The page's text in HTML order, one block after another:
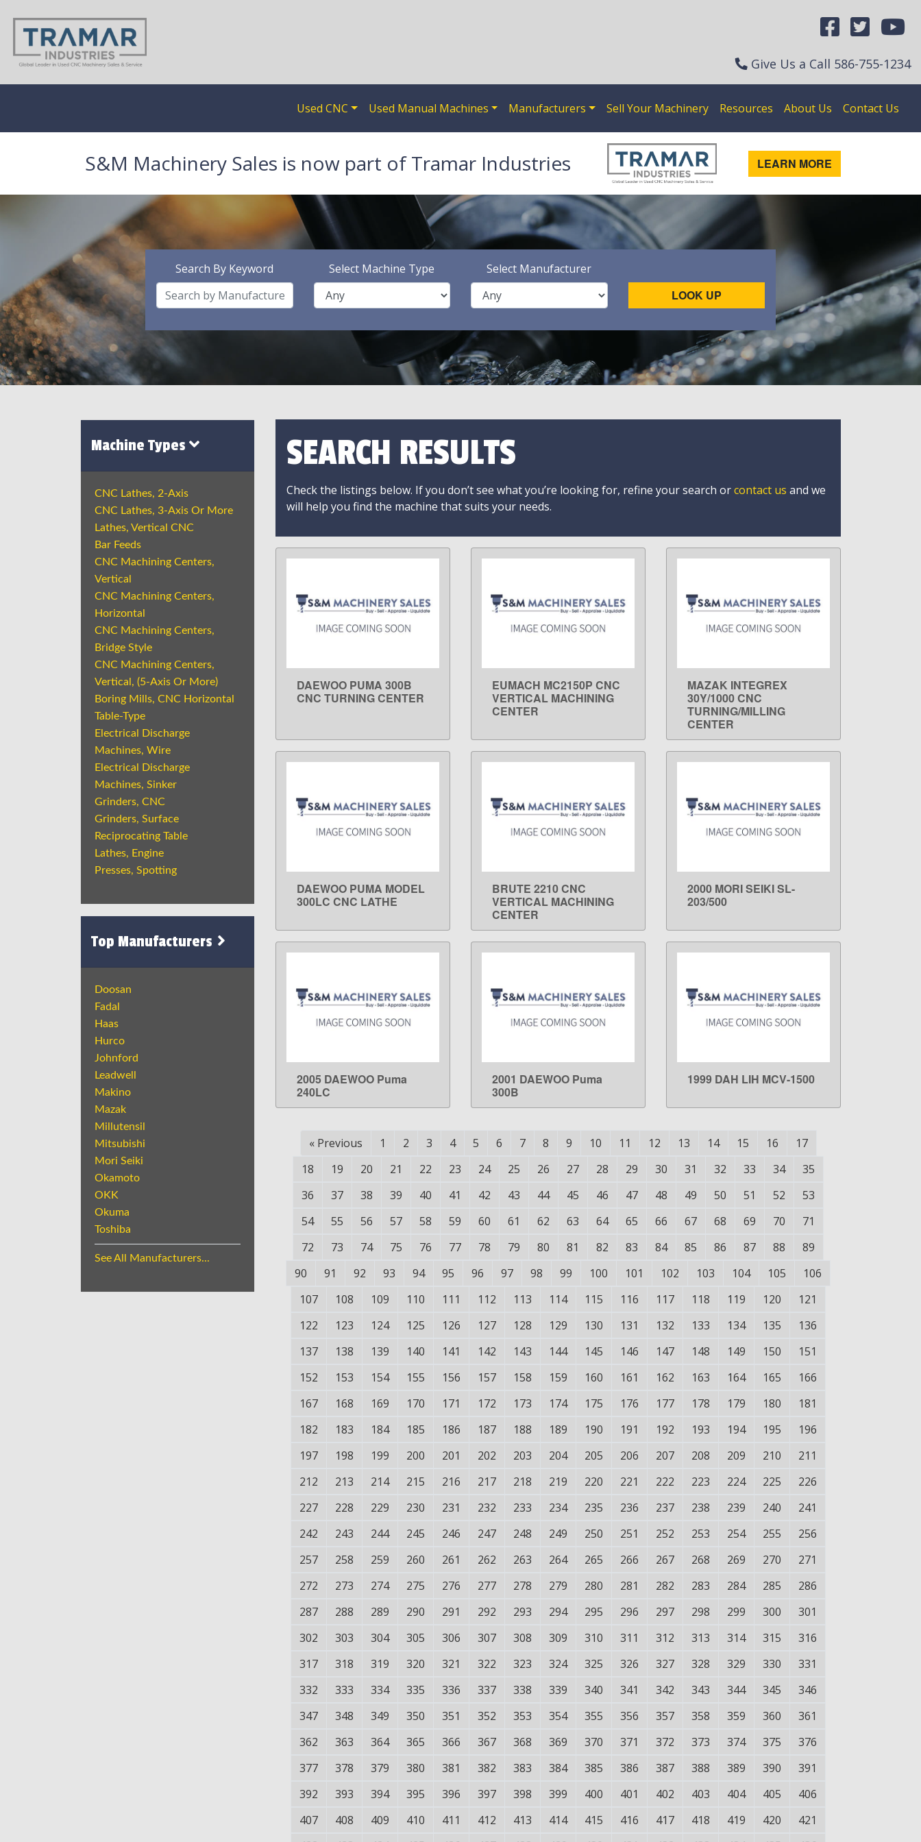
Give Us a Call 586-755-1234
Used CNC Used Manual Machines Manufacturers Sell Your Machinery Resources About Us Contact Us
S&M Machinery Sales is now part of Tramar Industries LEARN MORE
Search By Keyword Select Machine Type Select Manufacturer
LOOK UP
Machine Types
CNC Lathes, 2-Axis
CNC Lathes, 3-Axis Or More
Lathes, Vertical CNC
Bar Feeds
CNC Machining Centers,
Vertical
CNC Machining Centers,
Horizontal
CNC Machining Centers,
Bridge Style
CNC Machining Centers,
Vertical, (5-Axis Or More)
Boring Mills, CNC Horizontal
Table-Type
Electrical Discharge
Machines, Wire
Electrical Discharge
Machines, Sinker
Grinders, CNC
Grinders, Surface
Reciprocating Table
Lathes, Engine
Presses, Spotting
Top Manufacturers
Doosan
Fadal
Haas
Hurco
Johnford
Leadwell
Makino
Mazak
Millutensil
Mitsubishi
Mori Seiki
Okamoto
OKK
Okuma
Toshiba
See All Manufacturers...
SEARCH RESULTS
Check the listings below. If you don’t see what you’re looking for, refine your search orcontact us and we
will help you find the machine that suits your needs.
LEARN MORE
DAEWOO PUMA 300B
CNC TURNING CENTER
LEARN MORE
EUMACH MC2150P CNC
VERTICAL MACHINING
CENTER
LEARN MORE
MAZAK INTEGREX
30Y/1000 CNC
TURNING/MILLING
CENTER
LEARN MORE
DAEWOO PUMA MODEL
300LC CNC LATHE
LEARN MORE
BRUTE 2210 CNC
VERTICAL MACHINING
CENTER
LEARN MORE
2000 MORI SEIKI SL-
203/500
LEARN MORE
2005 DAEWOO Puma
240LC
LEARN MORE
2001 DAEWOO Puma
300B
LEARN MORE
1999 DAH LIH MCV-1500
« Previous 1 2 3 4 5 6 7 8 9 10 11 12 13 14 15 16
17
18
19 20 21 22 23 24 25 26 27 28 29 30 31 32 33 34
35
36
37 38 39 40 41 42 43 44 45 46 47 48 49 50 51 52
53
54
55 56 57 58 59 60 61 62 63 64 65 66 67 68 69 70
71
72
73 74 75 76 77 78 79 80 81 82 83 84 85 86 87 88
89
90
91 92 93 94 95 96 97 98 99 100 101 102 103 104 105
106
107
108 109 110 111 112 113 114 115 116 117 118 119 120
121
122
123 124 125 126 127 128 129 130 131 132 133 134 135
136
137
138 139 140 141 142 143 144 145 146 147 148 149 150
151
152
153 154 155 156 157 158 159 160 161 162 163 164 165
166
167
168 169 170 171 172 173 174 175 176 177 178 179 180
181
182
183 184 185 186 187 188 189 190 191 192 193 194 195
196
197
198 199 200 201 202 203 204 205 206 207 208 209 210
211
212
213 214 215 216 217 218 219 220 221 222 223 224 225
226
227
228 229 230 231 232 233 234 235 236 237 238 239 240
241
242
243 244 245 246 247 248 249 250 251 252 253 254 255
256
257
258 259 260 261 262 263 264 265 266 267 268 269 270
271
272
273 274 275 276 277 278 279 280 281 282 283 284 285
286
287
288 289 290 291 292 293 294 295 296 297 298 299 300
301
302
303 304 305 306 307 308 309 310 311 312 313 314 315
316
317
318 319 320 321 322 323 324 325 326 327 328 329 330
331
332
333 334 335 336 337 338 339 340 341 342 343 344 345
346
347
348 349 350 351 352 353 354 355 356 357 358 359 360
361
362
363 364 365 366 367 368 369 370 371 372 373 374 375
376
377
378 379 380 381 382 383 384 385 386 387 388 389 390
391
392
393 394 395 396 397 398 399 400 401 402 403 404 405
406
407
408 409 410 411 412 413 414 415 416 417 418 419 420
421